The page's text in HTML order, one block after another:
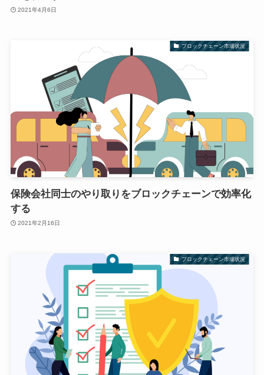
2021年4月6日
ブロックチェーン市場状況
保険会社同士のやり取りをブロックチェーンで効率化
する
2021年2月16日
ブロックチェーン市場状況